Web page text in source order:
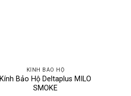
KÍNH BẢO HỘ
Kính Bảo Hộ Deltaplus MILO
SMOKE